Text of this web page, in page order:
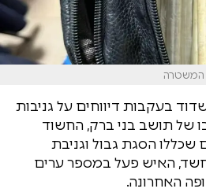
המשטרה
בעקבות דיווחים על גניבות
של תושב בני ברק, החשוד
שכללו הסגת גבול וגניבת
האיש פעל במספר ערים
האחרונה.